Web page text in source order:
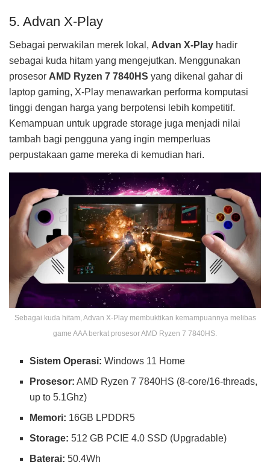
5. Advan X-Play
Sebagai perwakilan merek lokal, Advan X-Play hadir
sebagai kuda hitam yang mengejutkan. Menggunakan
prosesor AMD Ryzen 7 7840HS yang dikenal gahar di
laptop gaming, X-Play menawarkan performa komputasi
tinggi dengan harga yang berpotensi lebih kompetitif.
Kemampuan untuk upgrade storage juga menjadi nilai
tambah bagi pengguna yang ingin memperluas
perpustakaan game mereka di kemudian hari.
Sebagai kuda hitam, Advan X-Play membuktikan kemampuannya melibas
game AAA berkat prosesor AMD Ryzen 7 7840HS.
Sistem Operasi: Windows 11 Home
Prosesor: AMD Ryzen 7 7840HS (8-core/16-threads,
up to 5.1Ghz)
Memori: 16GB LPDDR5
Storage: 512 GB PCIE 4.0 SSD (Upgradable)
Baterai: 50.4Wh